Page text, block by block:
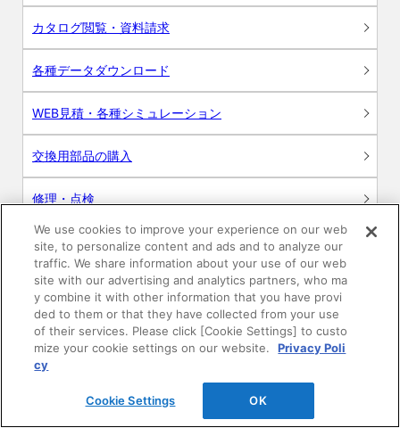
カタログ閲覧・資料請求
各種データダウンロード
WEB見積・各種シミュレーション
交換用部品の購入
修理・点検
お問い合わせ
ログイン
建築・設計関係者様向けサイト
ユーザー登録サービス
WEB見積システム
We use cookies to improve your experience on our web
site, to personalize content and ads and to analyze our
traffic. We share information about your use of our web
site with our advertising and analytics partners, who ma
y combine it with other information that you have provi
ded to them or that they have collected from your use
of their services. Please click [Cookie Settings] to custo
mize your cookie settings on our website.
Privacy Poli
cy
Cookie Settings OK